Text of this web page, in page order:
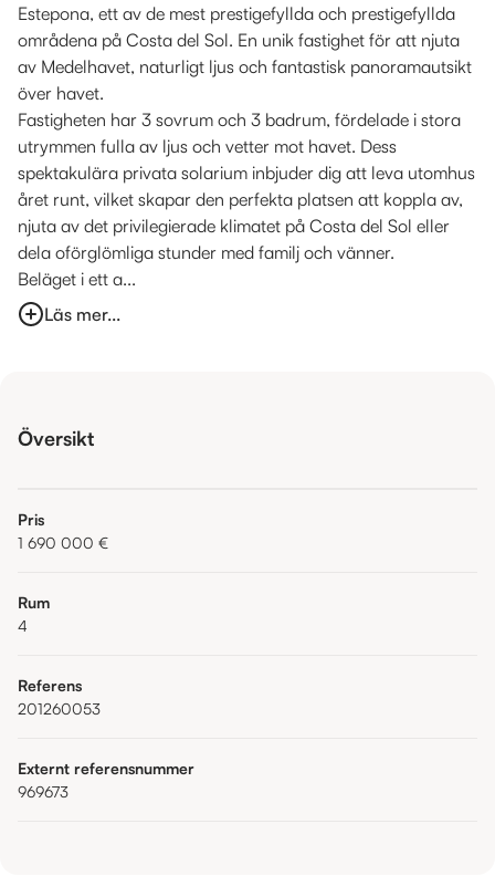
Estepona, ett av de mest prestigefyllda och prestigefyllda
områdena på Costa del Sol. En unik fastighet för att njuta
av Medelhavet, naturligt ljus och fantastisk panoramautsikt
över havet.
Fastigheten har 3 sovrum och 3 badrum, fördelade i stora
utrymmen fulla av ljus och vetter mot havet. Dess
spektakulära privata solarium inbjuder dig att leva utomhus
året runt, vilket skapar den perfekta platsen att koppla av,
njuta av det privilegierade klimatet på Costa del Sol eller
dela oförglömliga stunder med familj och vänner.
Beläget i ett a...
Läs mer...
Översikt
Pris
1 690 000 €
Rum
4
Referens
201260053
Externt referensnummer
969673